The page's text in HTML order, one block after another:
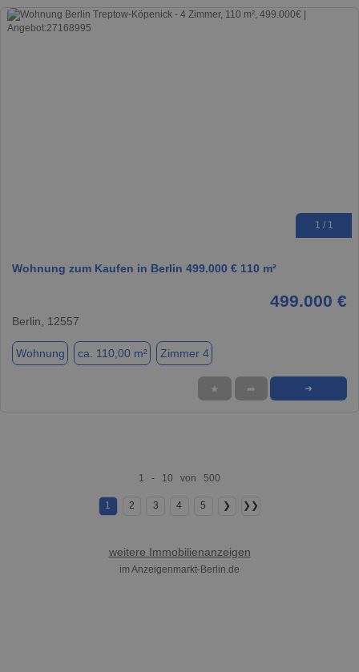
1 / 1
Wohnung zum Kaufen in Berlin 499.000 € 110 m²
499.000 €
Berlin, 12557
Wohnung ca. 110,00 m² Zimmer 4
★ ➦ ➜
1 - 10 von 500
1 2 3 4 5 ❯ ❯❯
weitere Immobilienanzeigen
im Anzeigenmarkt-Berlin.de